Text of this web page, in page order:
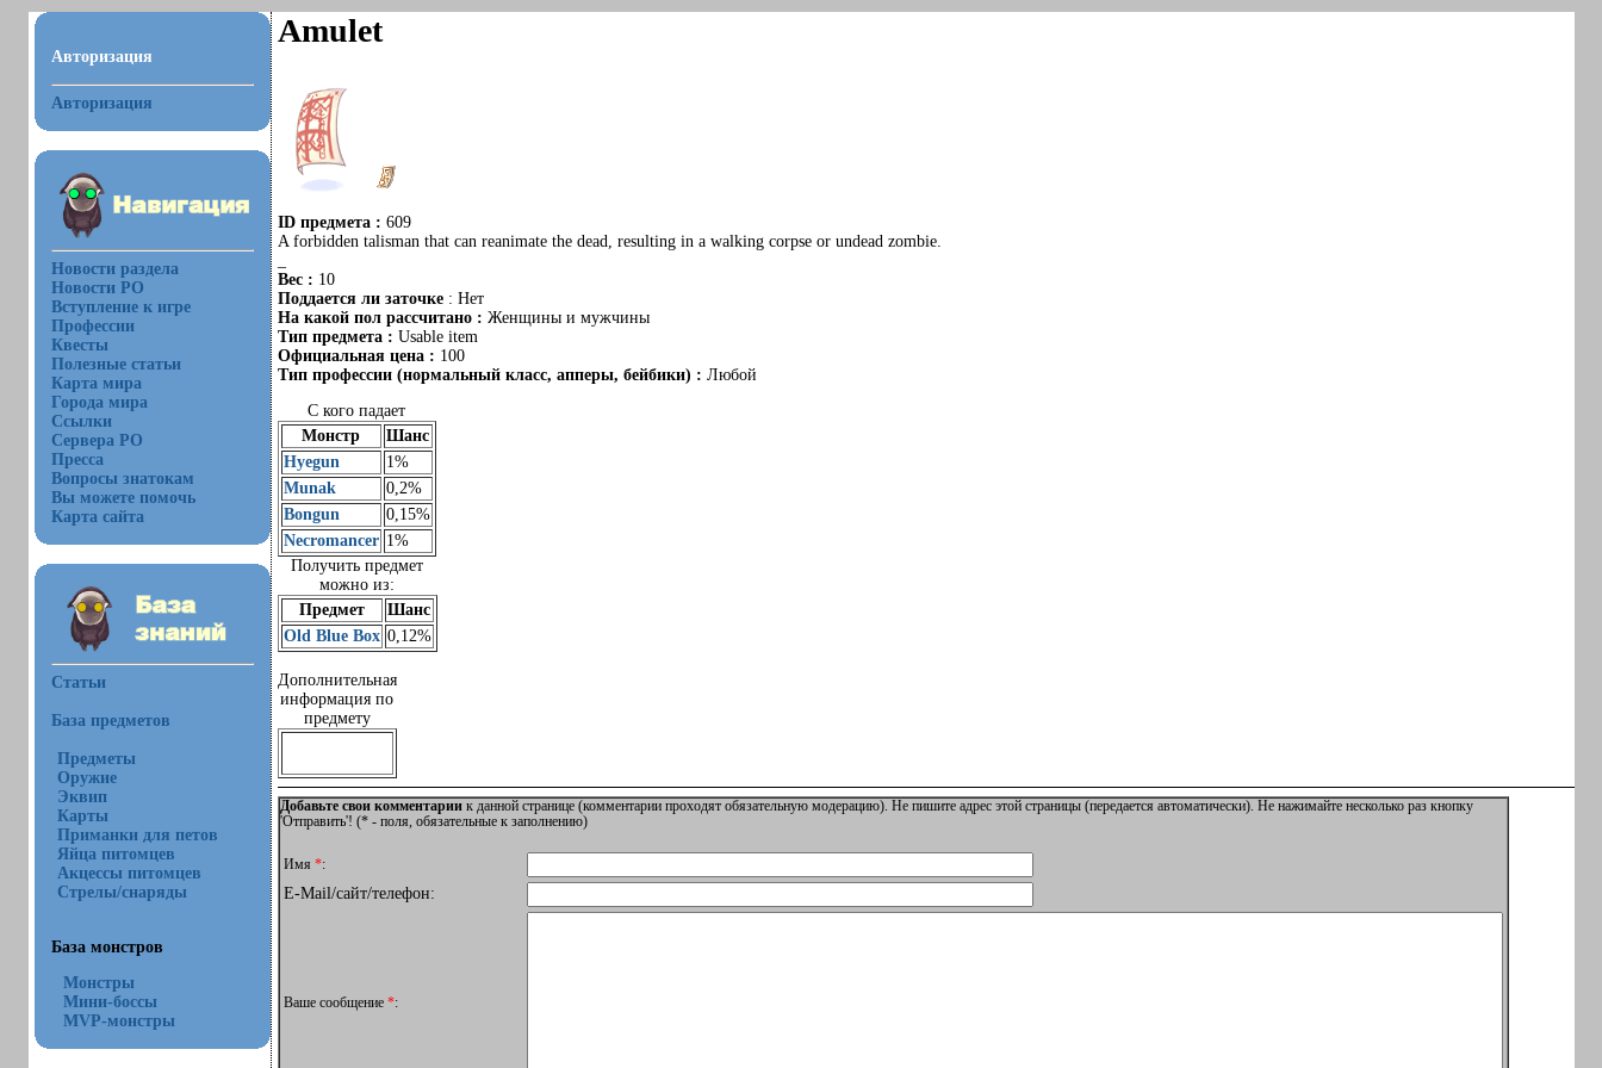
Авторизация
Авторизация
Новости раздела
Новости РО
Вступление к игре
Профессии
Квесты
Полезные статьи
Карта мира
Города мира
Ссылки
Сервера РО
Пресса
Вопросы знатокам
Вы можете помочь
Карта сайта
Статьи
База предметов
Предметы
Оружие
Эквип
Карты
Приманки для петов
Яйца питомцев
Акцессы питомцев
Стрелы/снаряды
База монстров
Монстры
Мини-боссы
MVP-монстры
Amulet
ID предмета : 609
A forbidden talisman that can reanimate the dead, resulting in a walking corpse or undead zombie.
Вес : 10
Поддается ли заточке : Нет
На какой пол рассчитано : Женщины и мужчины
Тип предмета : Usable item
Официальная цена : 100
Тип профессии (нормальный класс, апперы, бейбики) : Любой
С кого падает
Монстр
Шанс
Hyegun
1%
Munak
0,2%
Bongun
0,15%
Necromancer 1%
Получить предмет
можно из:
Предмет
Шанс
Old Blue Box 0,12%
Дополнительная
информация по
предмету
Добавьте свои комментариик данной странице (комментарии проходят обязательную модерацию). Не пишите адрес этой страницы (передается автоматически). Не нажимайте несколько раз кнопку
'Отправить'! (*- поля, обязательные к заполнению)
Имя *:
E-Mail/сайт/телефон:
Ваше сообщение *: